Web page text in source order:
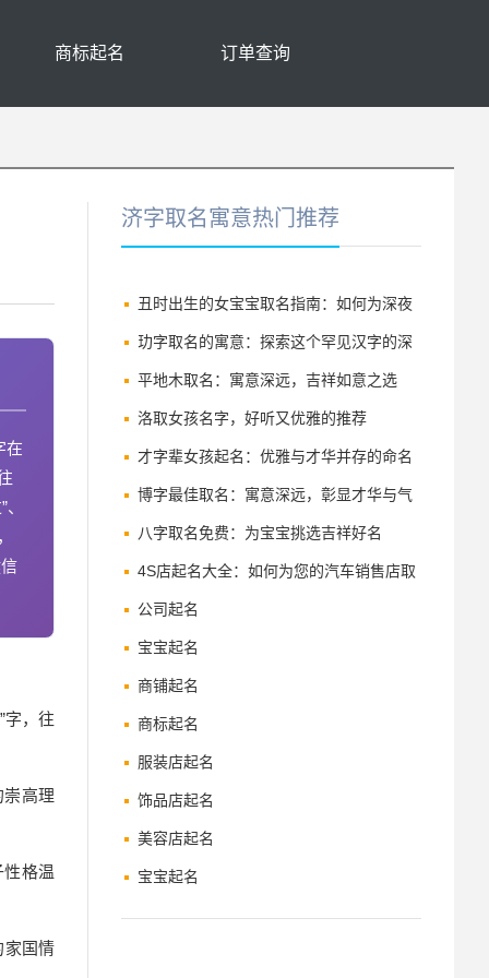
商标起名 订单查询
在
字，往
崇高理
格温
家国情
济字取名寓意热门推荐
丑时出生的女宝宝取名指南：如何为深夜
诞生的千金挑选吉祥好名
玏字取名的寓意：探索这个罕见汉字的深
厚内涵
平地木取名：寓意深远，吉祥如意之选
洛取女孩名字，好听又优雅的推荐
才字辈女孩起名：优雅与才华并存的命名
指南
博字最佳取名：寓意深远，彰显才华与气
度
八字取名免费：为宝宝挑选吉祥好名
4S店起名大全：如何为您的汽车销售店取
一个响亮的名字
公司起名
宝宝起名
商铺起名
商标起名
服装店起名
饰品店起名
美容店起名
宝宝起名